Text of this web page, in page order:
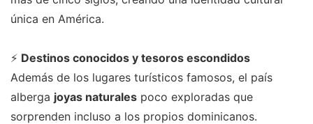
única en América.
⚡ Destinos conocidos y tesoros escondidos
Además de los lugares turísticos famosos, el país
alberga joyas naturales poco exploradas que
sorprenden incluso a los propios dominicanos.